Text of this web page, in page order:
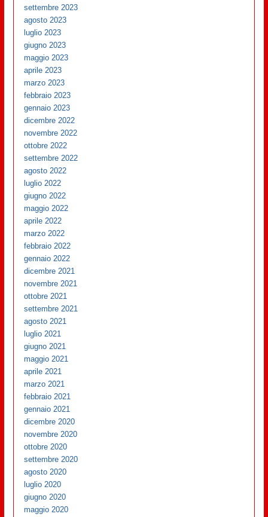
settembre 2023
agosto 2023
luglio 2023
giugno 2023
maggio 2023
aprile 2023
marzo 2023
febbraio 2023
gennaio 2023
dicembre 2022
novembre 2022
ottobre 2022
settembre 2022
agosto 2022
luglio 2022
giugno 2022
maggio 2022
aprile 2022
marzo 2022
febbraio 2022
gennaio 2022
dicembre 2021
novembre 2021
ottobre 2021
settembre 2021
agosto 2021
luglio 2021
giugno 2021
maggio 2021
aprile 2021
marzo 2021
febbraio 2021
gennaio 2021
dicembre 2020
novembre 2020
ottobre 2020
settembre 2020
agosto 2020
luglio 2020
giugno 2020
maggio 2020